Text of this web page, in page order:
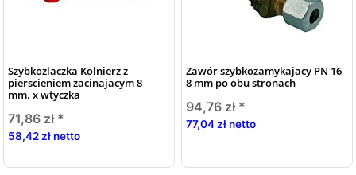
Szybkozlaczka Kolnierz z
pierscieniem zacinajacym 8
mm. x wtyczka
71,86 zł *
58,42 zł netto
Zawór szybkozamykajacy PN 16
8 mm po obu stronach
94,76 zł *
77,04 zł netto